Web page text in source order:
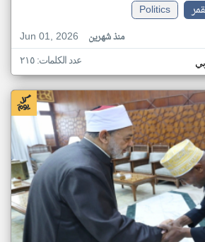
Politics
Jun 01, 2026
منذ شهرين
عدد الكلمات: ٢١٥